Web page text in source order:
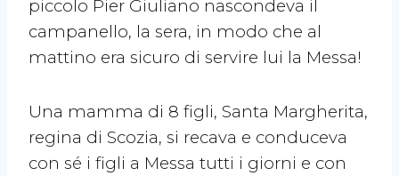
piccolo Pier Giuliano nascondeva il
campanello, la sera, in modo che al
mattino era sicuro di servire lui la Messa!
Una mamma di 8 figli, Santa Margherita,
regina di Scozia, si recava e conduceva
con sé i figli a Messa tutti i giorni e con